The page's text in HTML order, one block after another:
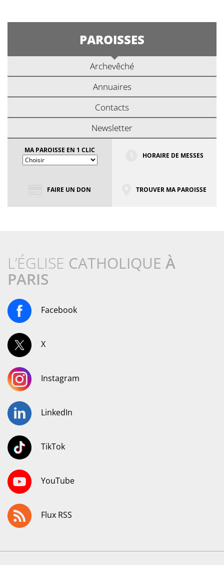
PAROISSES
Archevêché
Annuaires
Contacts
Newsletter
MA PAROISSE EN 1 CLIC
HORAIRE DE MESSES
FAIRE UN DON TROUVER MA PAROISSE
L’ÉGLISE CATHOLIQUE À
PARIS
Facebook
X
Instagram
LinkedIn
TikTok
YouTube
Flux RSS